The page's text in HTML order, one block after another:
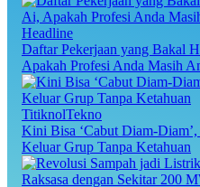
Headline
Daftar Pekerjaan yang Bakal
Apakah Profesi Anda Masih
TitiknolTekno
Kini Bisa ‘Cabut Diam-
Keluar Grup Tanpa Ketahuan